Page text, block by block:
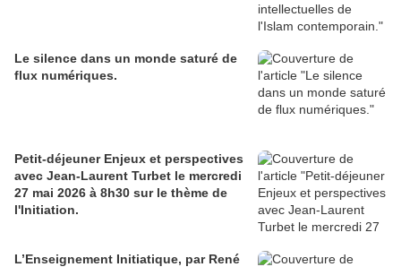
Le silence dans un monde saturé de
flux numériques.
Petit-déjeuner Enjeux et perspectives
avec Jean-Laurent Turbet le mercredi
27 mai 2026 à 8h30 sur le thème de
l'Initiation.
L’Enseignement Initiatique, par René